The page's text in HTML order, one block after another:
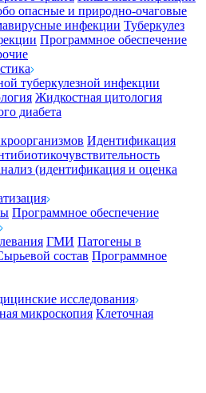
опасные и природно-очаговые
инфекции Туберкулез
Программное обеспечение
туберкулезной инфекции
Жидкостная цитология
диабета
Идентификация
(идентификация и оценка
Программное обеспечение
ГМИ Патогены в
состав Программное
исследования
микроскопия Клеточная